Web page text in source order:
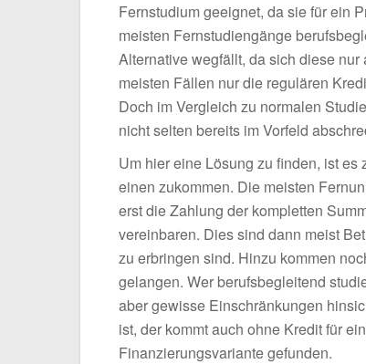
Fernstudium geeignet, da sie für ein
meisten Fernstudiengänge
Alternative wegfällt, da sich diese
meisten Fällen nur die regulären
Doch im Vergleich zu normalen
nicht selten bereits im Vorfeld
Um hier eine Lösung zu finden, ist
einen zukommen. Die meisten
erst die Zahlung der kompletten
vereinbaren. Dies sind dann meist
zu erbringen sind. Hinzu kommen
gelangen. Wer berufsbegleitend
aber gewisse Einschränkungen
ist, der kommt auch ohne Kredit für
Finanzierungsvariante gefunden.